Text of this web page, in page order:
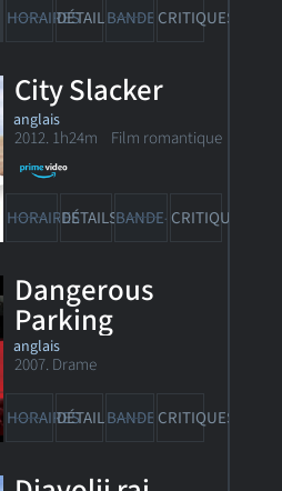
HORAIRESDÉTAILSBANDE-ANNCRITIQUES
City Slacker
anglais
2012. 1h24m Film romantique
HORAIRESDÉTAILSBANDE-ANNCRITIQUES
Dangerous
Parking
anglais
2007. Drame
HORAIRESDÉTAILSBANDE-ANNCRITIQUES